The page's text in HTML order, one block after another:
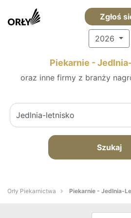
Zgłoś
2026
Piekarnie -
oraz inne firmy z branży
Szukaj
Orły Piekarnictwa Piekarnie - Jedlnia-